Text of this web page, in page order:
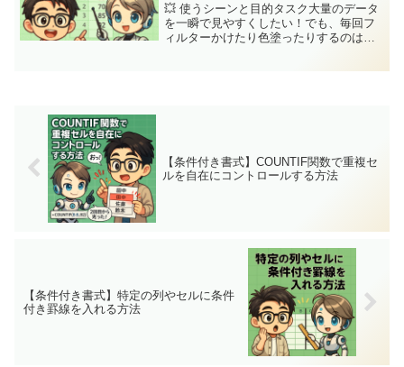
💥 使うシーンと目的タスク大量のデータ
を一瞬で見やすくしたい！でも、毎回フ
ィルターかけたり色塗ったりするのは面
【条件付き書式】COUNTIF関数で重複セ
ルを自在にコントロールする方法
【条件付き書式】特定の列やセルに条件
付き罫線を入れる方法